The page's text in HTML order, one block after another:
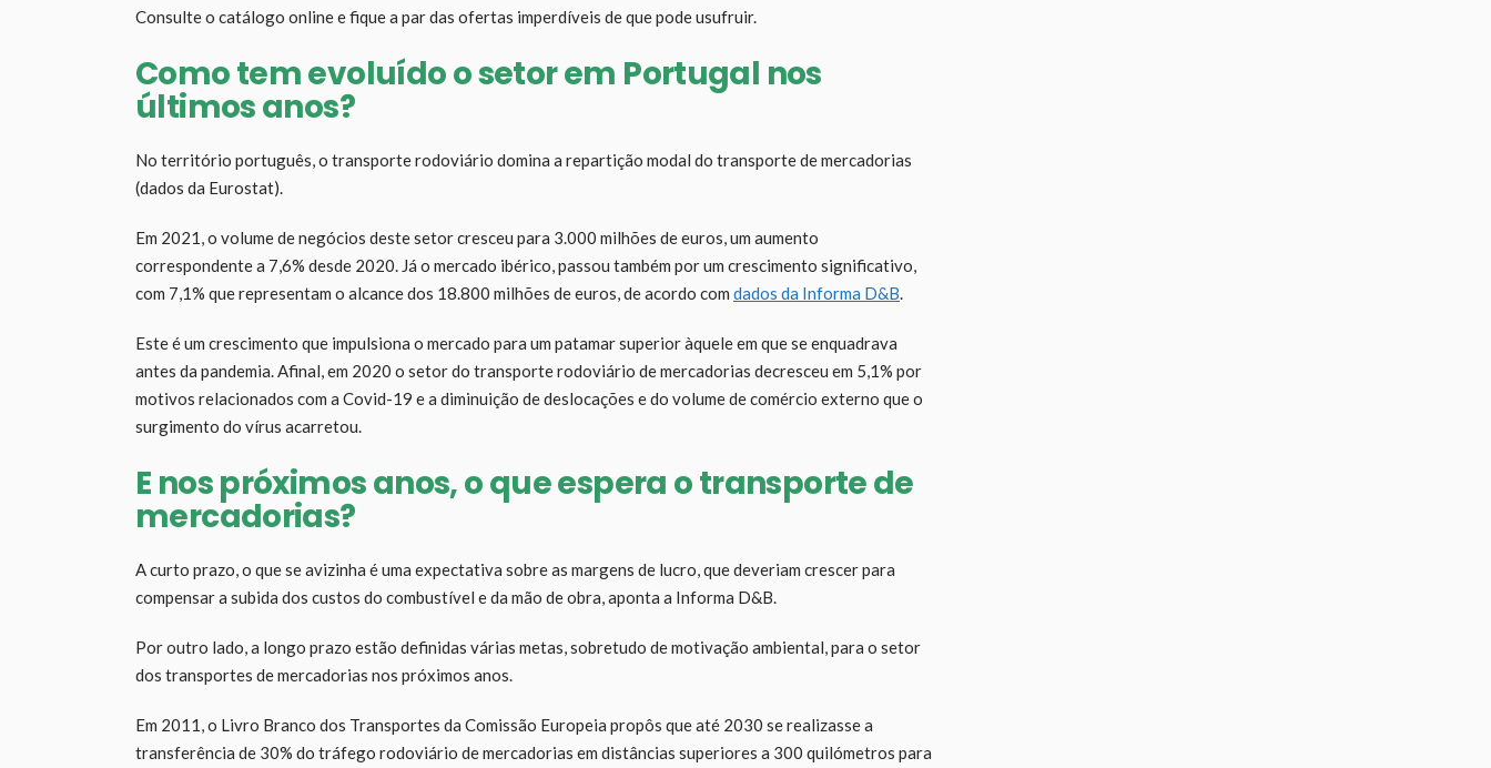
Consulte o catálogo online e fique a par das ofertas imperdíveis de que pode usufruir.
Como tem evoluído o setor em Portugal nos
últimos anos?
No território português, o transporte rodoviário domina a repartição modal do transporte de mercadorias
(dados da Eurostat).
Em 2021, o volume de negócios deste setor cresceu para 3.000 milhões de euros, um aumento
correspondente a 7,6% desde 2020. Já o mercado ibérico, passou também por um crescimento significativo,
com 7,1% que representam o alcance dos 18.800 milhões de euros, de acordo com dados da Informa D&B
Este é um crescimento que impulsiona o mercado para um patamar superior àquele em que se enquadrava
antes da pandemia. Afinal, em 2020 o setor do transporte rodoviário de mercadorias decresceu em 5,1% por
motivos relacionados com a Covid-19 e a diminuição de deslocações e do volume de comércio externo que o
surgimento do vírus acarretou.
E nos próximos anos, o que espera o transporte de
mercadorias?
A curto prazo, o que se avizinha é uma expectativa sobre as margens de lucro, que deveriam crescer para
compensar a subida dos custos do combustível e da mão de obra, aponta a Informa D&B.
Por outro lado, a longo prazo estão definidas várias metas, sobretudo de motivação ambiental, para o setor
dos transportes de mercadorias nos próximos anos.
Em 2011, o Livro Branco dos Transportes da Comissão Europeia propôs que até 2030 se realizasse a
transferência de 30% do tráfego rodoviário de mercadorias em distâncias superiores a 300 quilómetros para